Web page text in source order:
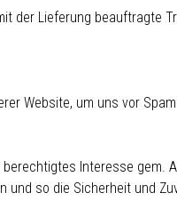
der Lieferung
Website, um uns vor
Interesse gem.
so die Sicherheit und